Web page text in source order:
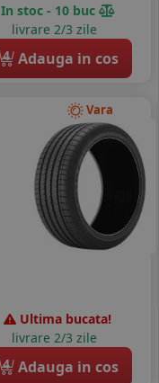
In stoc - 10 buc
livrare 2/3 zile
4 Adauga in cos
Vara
Ultima bucata!
livrare 2/3 zile
4 Adauga in cos